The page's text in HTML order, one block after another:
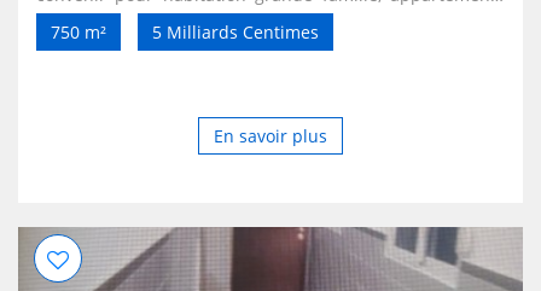
ou appartements hôtel, bureaux, école privée et de
formation, salons de beauté/coiffure, Hammam etc. Il y a
750 m² 5 Milliards Centimes
En savoir plus